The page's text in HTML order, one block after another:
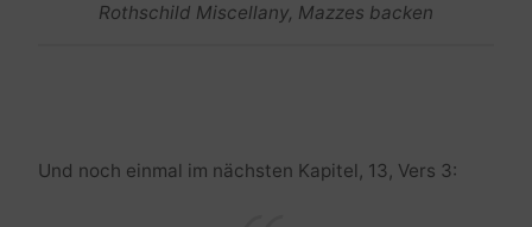
Rothschild Miscellany, Mazzes backen
Und noch einmal im nächsten Kapitel, 13, Vers 3: